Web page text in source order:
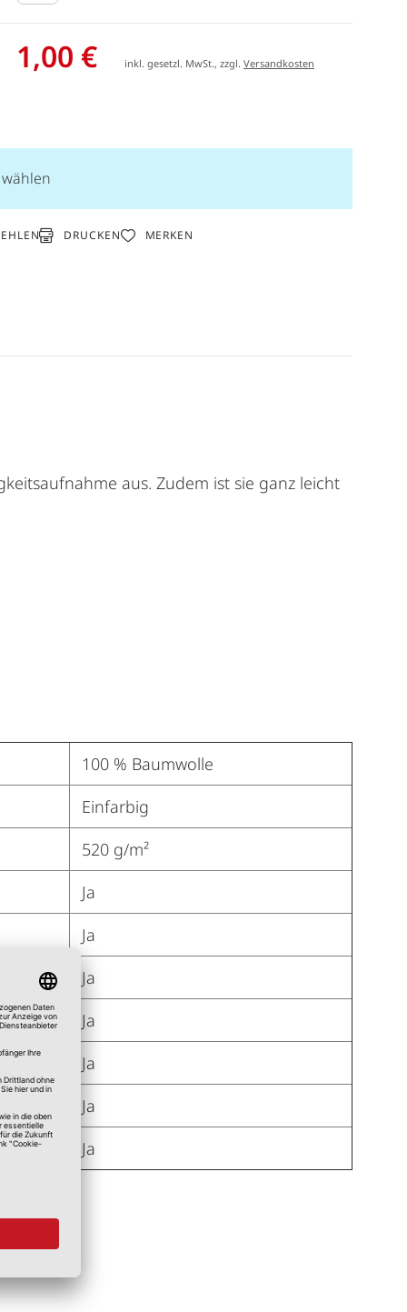
1,00 € inkl. gesetzl. MwSt., zzgl.Versandkosten
DRUCKEN MERKEN
aus. Zudem ist sie ganz leicht
100 % Baumwolle
Einfarbig
520 g/m²
Ja
Ja
Ja
Ja
Ja
Ja
Ja